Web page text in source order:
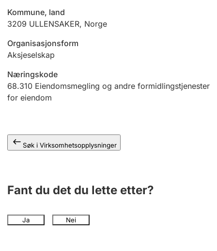
Andre tema
Kommune, land
3209 ULLENSAKER, Norge
Organisasjonsform
Aksjeselskap
Næringskode
68.310 Eiendomsmegling og andre formidlingstjenester
for eiendom
Søk i Virksomhetsopplysninger
Fant du det du lette etter?
Ja Nei